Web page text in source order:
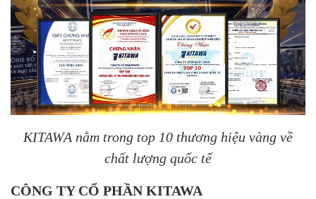
KITAWA nằm trong top 10 thương hiệu vàng về
chất lượng quốc tế
CÔNG TY CỔ PHẦN KITAWA